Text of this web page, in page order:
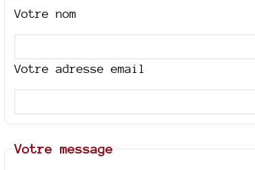
Votre nom
Votre adresse email
Votre message